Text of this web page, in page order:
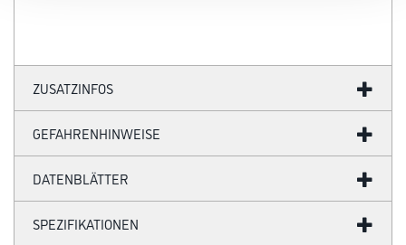
ZUSATZINFOS
GEFAHRENHINWEISE
DATENBLÄTTER
SPEZIFIKATIONEN